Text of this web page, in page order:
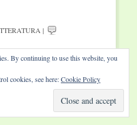
|
By continuing to use this website, you
cookies, see here:Cookie Policy